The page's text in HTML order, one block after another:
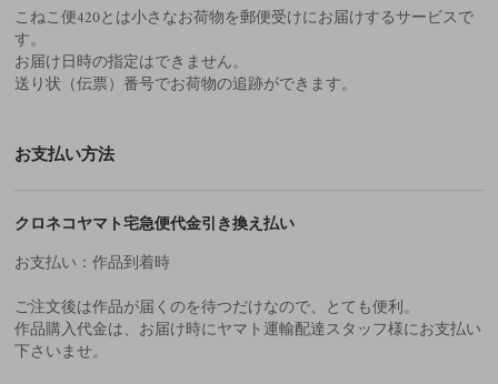
こねこ便420とは小さなお荷物を郵便受けにお届けするサービスで
す。
お届け日時の指定はできません。
送り状（伝票）番号でお荷物の追跡ができます。
お支払い方法
クロネコヤマト宅急便代金引き換え払い
お支払い：作品到着時
ご注文後は作品が届くのを待つだけなので、とても便利。
作品購入代金は、お届け時にヤマト運輸配達スタッフ様にお支払い
下さいませ。